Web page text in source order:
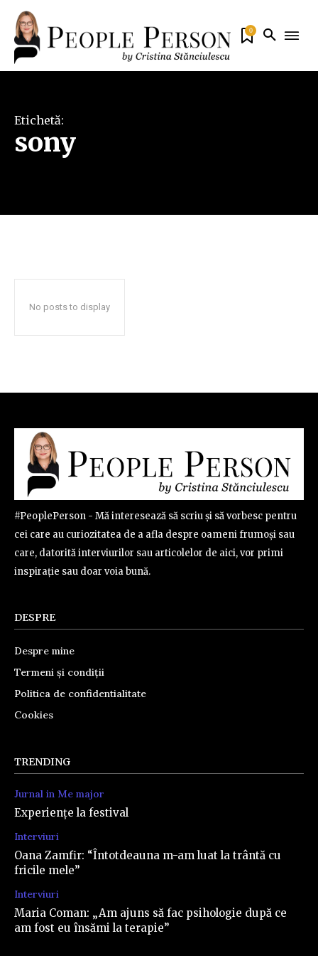
0
Etichetă:
sony
No posts to display
#PeoplePerson - Mă interesează să scriu și să vorbesc pentru
cei care au curiozitatea de a afla despre oameni frumoși sau
care, datorită interviurilor sau articolelor de aici, vor primi
inspirație sau doar voia bună.
DESPRE
Despre mine
Termeni și condiții
Politica de confidentialitate
Cookies
TRENDING
Jurnal in Me major
Experiențe la festival
Interviuri
Oana Zamfir: “Întotdeauna m-am luat la trântă cu
fricile mele”
Interviuri
Maria Coman: „Am ajuns să fac psihologie după ce
am fost eu însămi la terapie”